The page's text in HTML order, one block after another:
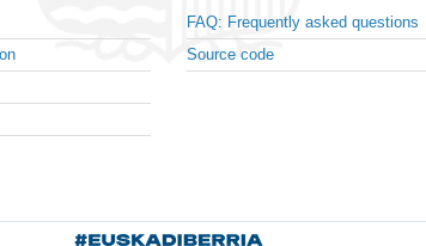
FAQ: Frequently asked questions
Source code